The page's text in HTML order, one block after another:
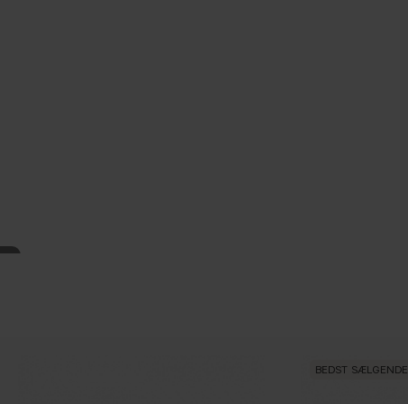
BEDST SÆLGENDE